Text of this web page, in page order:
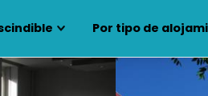
Por tipo de